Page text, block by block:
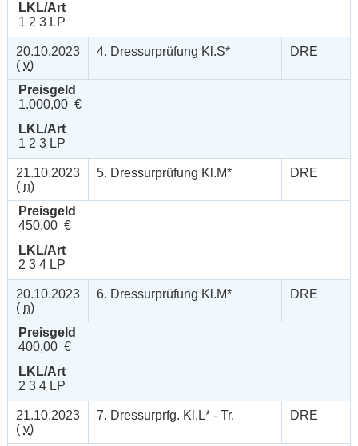
LKL/Art
1 2 3 LP
20.10.2023
( v)
4. Dressurprüfung Kl.S* DRE
Preisgeld
1.000,00 €
LKL/Art
1 2 3 LP
21.10.2023
( n)
5. Dressurprüfung Kl.M* DRE
Preisgeld
450,00 €
LKL/Art
2 3 4 LP
20.10.2023
( n)
6. Dressurprüfung Kl.M* DRE
Preisgeld
400,00 €
LKL/Art
2 3 4 LP
21.10.2023
( v)
7. Dressurprfg. Kl.L* - Tr. DRE